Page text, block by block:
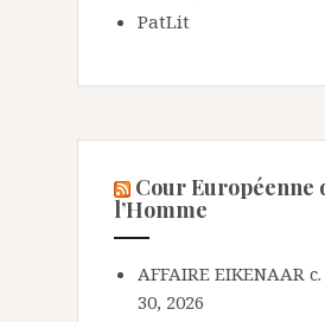
PatLit
Cour Européenne
l’Homme
AFFAIRE EIKENAAR c.
30, 2026